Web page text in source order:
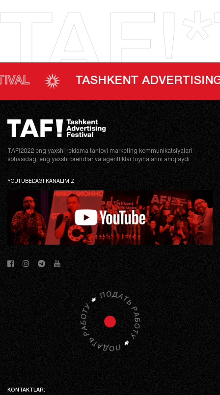
TASHKENT ADVERTISING
TAF!2022 eng yaxshi reklama tanlovi marketing kommunikatsiyalari
sohasidagi eng yaxshi brendlar va agentliklar loyihalarini aniqlaydi.
YOUTUBEDAGI KANALIMIZ
KONTAKTLAR: